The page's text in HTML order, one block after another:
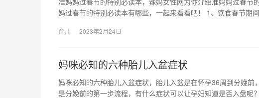
妈过春节的特别必读本有哪些，一起来看看吧！ 1、饮食春节期
育儿 2023年2月24日
妈咪必知的六种胎儿入盆症状
妈咪必知的六种胎儿入盆症状，胎儿入盆是在怀孕36周到分娩
是分娩前的第一步流程，有什么症状可以让孕妇知道是否入盘呢